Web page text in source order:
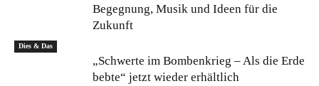
Begegnung, Musik und Ideen für die
Zukunft
Dies & Das
„Schwerte im Bombenkrieg – Als die Erde
bebte“ jetzt wieder erhältlich